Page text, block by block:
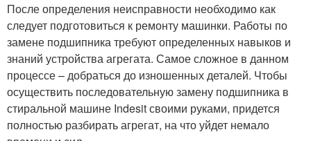
После определения неисправности необходимо как
следует подготовиться к ремонту машинки. Работы по
замене подшипника требуют определенных навыков и
знаний устройства агрегата. Самое сложное в данном
процессе – добраться до изношенных деталей. Чтобы
осуществить последовательную замену подшипника в
стиральной машине Indesit своими руками, придется
полностью разбирать агрегат, на что уйдет немало